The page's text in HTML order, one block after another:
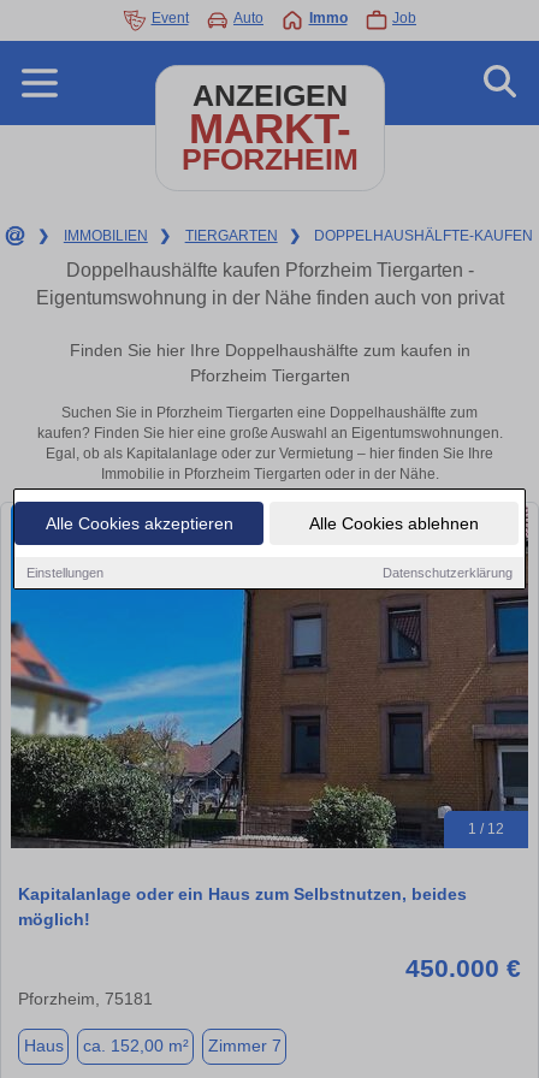
Alle Cookies akzeptieren Alle Cookies ablehnen
Einstellungen Datenschutzerklärung
Event Auto Immo Job
ANZEIGEN
MARKT-
PFORZHEIM
❯ IMMOBILIEN ❯ TIERGARTEN ❯ DOPPELHAUSHÄLFTE-KAUFEN
Doppelhaushälfte kaufen Pforzheim Tiergarten -
Eigentumswohnung in der Nähe finden auch von privat
Finden Sie hier Ihre Doppelhaushälfte zum kaufen in
Pforzheim Tiergarten
Suchen Sie in Pforzheim Tiergarten eine Doppelhaushälfte zum
kaufen? Finden Sie hier eine große Auswahl an Eigentumswohnungen.
Egal, ob als Kapitalanlage oder zur Vermietung – hier finden Sie Ihre
Immobilie in Pforzheim Tiergarten oder in der Nähe.
1 / 12
Kapitalanlage oder ein Haus zum Selbstnutzen, beides
möglich!
450.000 €
Pforzheim, 75181
Haus ca. 152,00 m² Zimmer 7